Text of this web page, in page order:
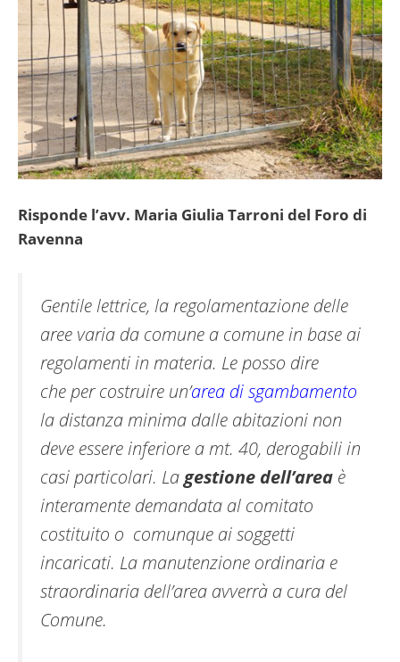
Risponde l’avv. Maria Giulia Tarroni del Foro di
Ravenna
Gentile lettrice, la regolamentazione delle
aree varia da comune a comune in base ai
regolamenti in materia. Le posso dire
che per costruire un’area di sgambamento
la distanza minima dalle abitazioni non
deve essere inferiore a mt. 40, derogabili in
casi particolari. Lagestione dell’area è
interamente demandata al comitato
costituito o comunque ai soggetti
incaricati. La manutenzione ordinaria e
straordinaria dell’area avverrà a cura del
Comune.